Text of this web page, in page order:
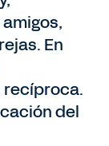
En
del